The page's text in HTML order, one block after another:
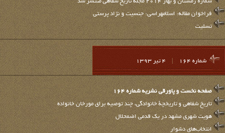
فراخوان مقاله: اسلام‏هراسی: جنسیت و نژاد پرستی
تسلیت
شماره 164
صفحه نخست و پاورقي نشريه شماره 164
تاریخ شفاهی و تاریخچة خانوادگی، چند توصیه برای مورخان خانواده
هویت شهری مشهد در یک قدمی اضمحلال
انتخاب‌های دشوار